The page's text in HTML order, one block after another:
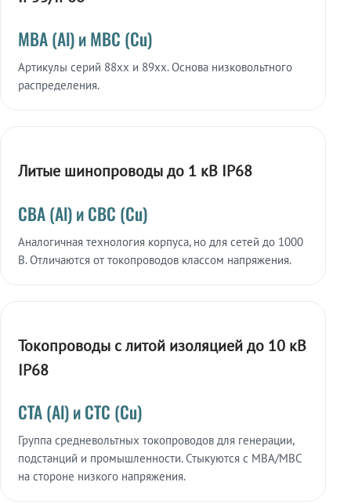
МВА (Al) и МВС (Cu)
Артикулы серий 88xx и 89xx. Основа низковольтного
распределения.
Литые шинопроводы до 1 кВ IP68
СВА (Al) и СВС (Cu)
Аналогичная технология корпуса, но для сетей до 1000
В. Отличаются от токопроводов классом напряжения.
Токопроводы с литой изоляцией до 10 кВ
IP68
СТА (Al) и СТС (Cu)
Группа средневольтных токопроводов для генерации,
подстанций и промышленности. Стыкуются с МВА/МВС
на стороне низкого напряжения.